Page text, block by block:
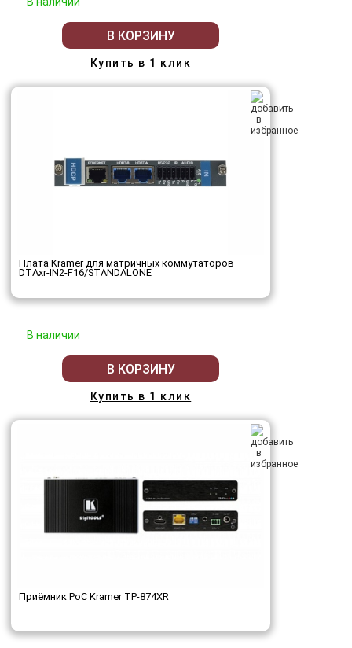
В КОРЗИНУ
Купить в 1 клик
Плата Kramer для матричных коммутаторов
DTAxr-IN2-F16/STANDALONE
В наличии
В КОРЗИНУ
Купить в 1 клик
Приёмник PoC Kramer TP-874XR